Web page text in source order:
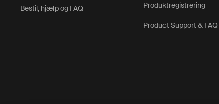
Bestil, hjælp og FAQ Produktregistrering
Product Support & FAQ